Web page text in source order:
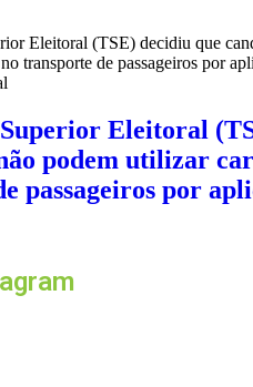
Eleitoral
podem utilizar
passageiros por